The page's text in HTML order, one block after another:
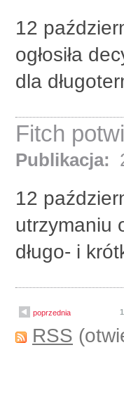
12
ogłosiła
dla
Fitch
Publikacja:
12
utrzymaniu
długo- i
poprzednia 1
RSS